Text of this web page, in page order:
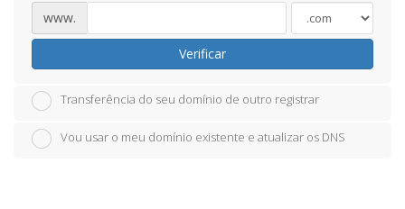
www.
Verificar
Transferência do seu domínio de outro registrar
Vou usar o meu domínio existente e atualizar os DNS